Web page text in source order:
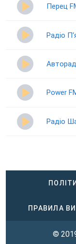
Перец
Радіо
Power
Радіо
ПРАВИЛА
©